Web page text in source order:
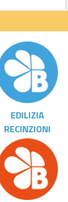
EDILIZIA
RECINZIONI